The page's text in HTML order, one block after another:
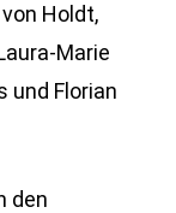
Holdt,
Marie
und Florian
den